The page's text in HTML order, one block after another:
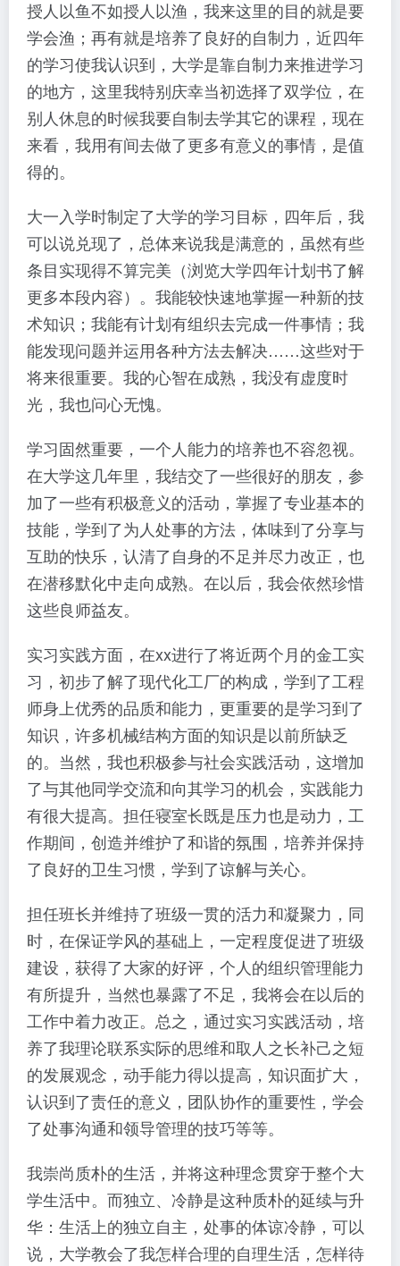
授人以鱼不如授人以渔，我来这里的目的就是要
学会渔；再有就是培养了良好的自制力，近四年
的学习使我认识到，大学是靠自制力来推进学习
的地方，这里我特别庆幸当初选择了双学位，在
别人休息的时候我要自制去学其它的课程，现在
来看，我用有间去做了更多有意义的事情，是值
得的。
大一入学时制定了大学的学习目标，四年后，我
可以说兑现了，总体来说我是满意的，虽然有些
条目实现得不算完美（浏览大学四年计划书了解
更多本段内容）。我能较快速地掌握一种新的技
术知识；我能有计划有组织去完成一件事情；我
能发现问题并运用各种方法去解决……这些对于
将来很重要。我的心智在成熟，我没有虚度时
光，我也问心无愧。
学习固然重要，一个人能力的培养也不容忽视。
在大学这几年里，我结交了一些很好的朋友，参
加了一些有积极意义的活动，掌握了专业基本的
技能，学到了为人处事的方法，体味到了分享与
互助的快乐，认清了自身的不足并尽力改正，也
在潜移默化中走向成熟。在以后，我会依然珍惜
这些良师益友。
实习实践方面，在xx进行了将近两个月的金工实
习，初步了解了现代化工厂的构成，学到了工程
师身上优秀的品质和能力，更重要的是学习到了
知识，许多机械结构方面的知识是以前所缺乏
的。当然，我也积极参与社会实践活动，这增加
了与其他同学交流和向其学习的机会，实践能力
有很大提高。担任寝室长既是压力也是动力，工
作期间，创造并维护了和谐的氛围，培养并保持
了良好的卫生习惯，学到了谅解与关心。
担任班长并维持了班级一贯的活力和凝聚力，同
时，在保证学风的基础上，一定程度促进了班级
建设，获得了大家的好评，个人的组织管理能力
有所提升，当然也暴露了不足，我将会在以后的
工作中着力改正。总之，通过实习实践活动，培
养了我理论联系实际的思维和取人之长补己之短
的发展观念，动手能力得以提高，知识面扩大，
认识到了责任的意义，团队协作的重要性，学会
了处事沟通和领导管理的技巧等等。
我崇尚质朴的生活，并将这种理念贯穿于整个大
学生活中。而独立、冷静是这种质朴的延续与升
华：生活上的独立自主，处事的体谅冷静，可以
说，大学教会了我怎样合理的自理生活，怎样待